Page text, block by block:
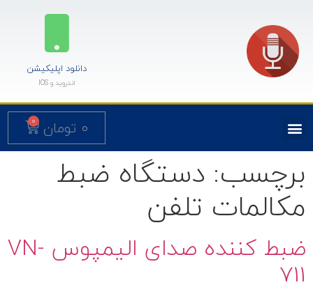
دانلود اپلیکیشن
اندروید و IOS
۰ تومان 0
برچسب: دستگاه ضبط
مکالمات تلفن
ضبط کننده صدای الیمپوس VN-
711